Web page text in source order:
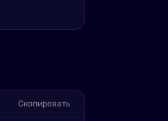
Скопировать